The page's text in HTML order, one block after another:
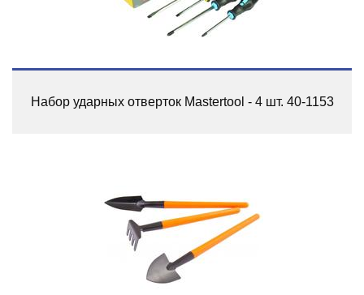
Набор ударных отверток Mastertool - 4 шт. 40-1153